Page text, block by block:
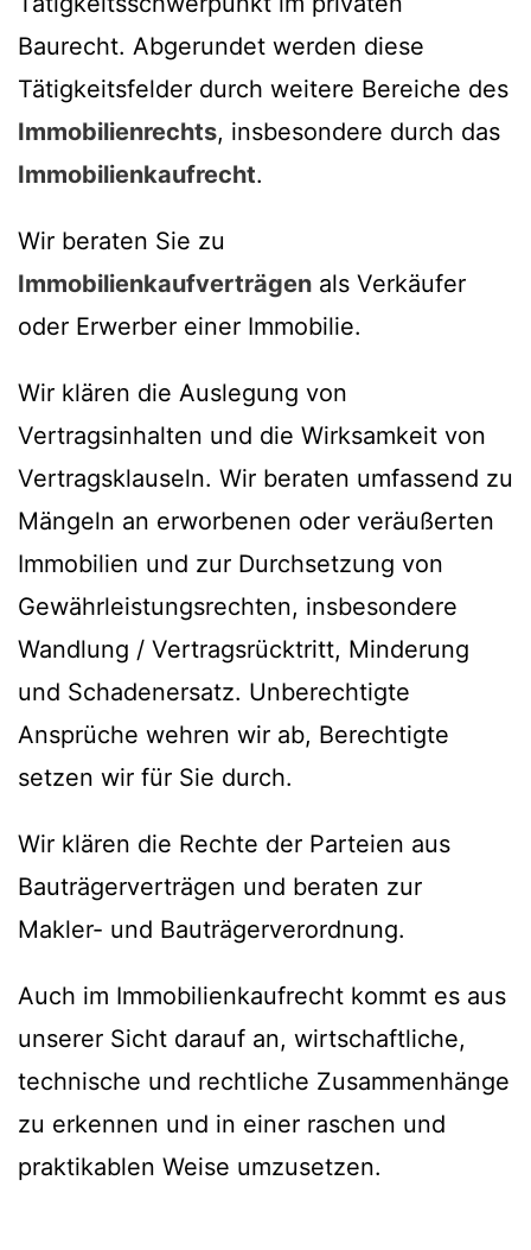
Baurecht. Abgerundet werden diese
Tätigkeitsfelder durch weitere Bereiche des
Immobilienrechts, insbesondere durch das
Immobilienkaufrecht.
Wir beraten Sie zu
Immobilienkaufverträgen als Verkäufer
oder Erwerber einer Immobilie.
Wir klären die Auslegung von
Vertragsinhalten und die Wirksamkeit von
Vertragsklauseln. Wir beraten umfassend zu
Mängeln an erworbenen oder veräußerten
Immobilien und zur Durchsetzung von
Gewährleistungsrechten, insbesondere
Wandlung / Vertragsrücktritt, Minderung
und Schadenersatz. Unberechtigte
Ansprüche wehren wir ab, Berechtigte
setzen wir für Sie durch.
Wir klären die Rechte der Parteien aus
Bauträgerverträgen und beraten zur
Makler- und Bauträgerverordnung.
Auch im Immobilienkaufrecht kommt es aus
unserer Sicht darauf an, wirtschaftliche,
technische und rechtliche Zusammenhänge
zu erkennen und in einer raschen und
praktikablen Weise umzusetzen.